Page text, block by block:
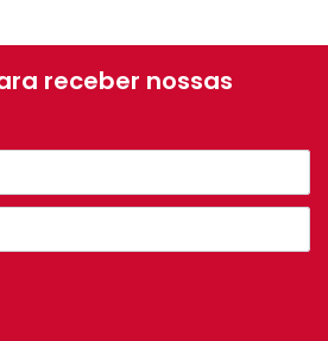
receber nossas